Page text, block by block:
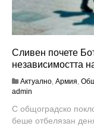
Сливен почете
независимостта
Актуално Армия
admin
С общоградско
беше отбелязан